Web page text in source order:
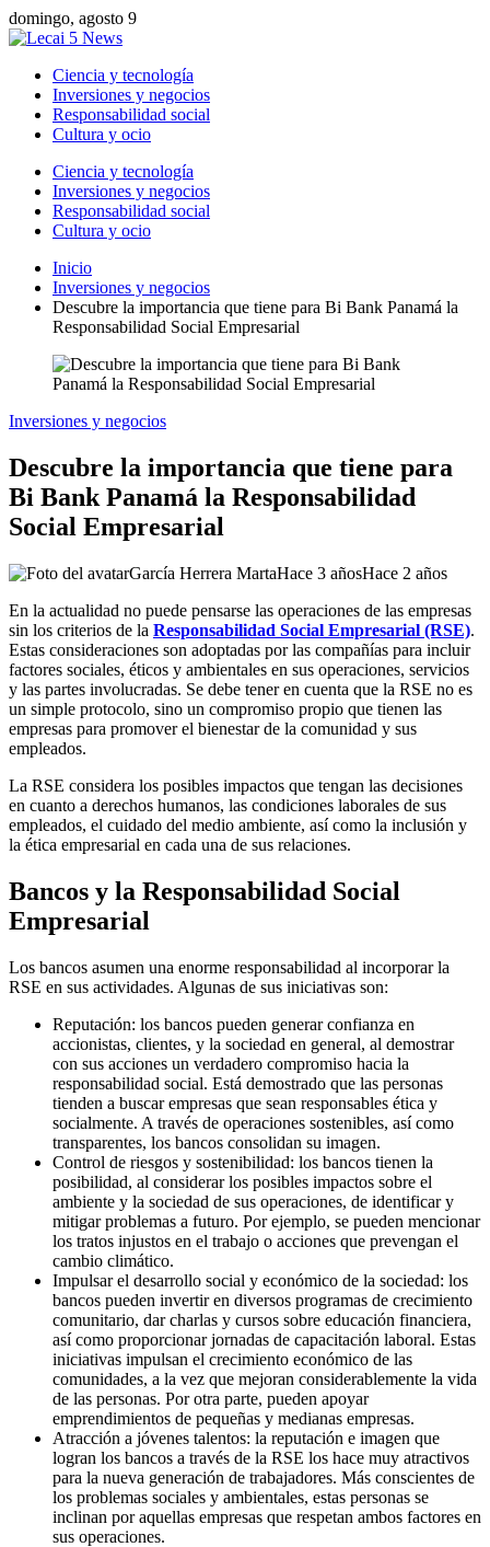
domingo, agosto 9
Ciencia y tecnología
Inversiones y negocios
Responsabilidad social
Cultura y ocio
Ciencia y tecnología
Inversiones y negocios
Responsabilidad social
Cultura y ocio
Inicio
Inversiones y negocios
Descubre la importancia que tiene para Bi Bank Panamá la
Responsabilidad Social Empresarial
Inversiones y negocios
Descubre la importancia que tiene para
Bi Bank Panamá la Responsabilidad
Social Empresarial
García Herrera MartaHace 3 añosHace 2 años
En la actualidad no puede pensarse las operaciones de las empresas
sin los criterios de la Responsabilidad Social Empresarial (RSE).
Estas consideraciones son adoptadas por las compañías para incluir
factores sociales, éticos y ambientales en sus operaciones, servicios
y las partes involucradas. Se debe tener en cuenta que la RSE no es
un simple protocolo, sino un compromiso propio que tienen las
empresas para promover el bienestar de la comunidad y sus
empleados.
La RSE considera los posibles impactos que tengan las decisiones
en cuanto a derechos humanos, las condiciones laborales de sus
empleados, el cuidado del medio ambiente, así como la inclusión y
la ética empresarial en cada una de sus relaciones.
Bancos y la Responsabilidad Social
Empresarial
Los bancos asumen una enorme responsabilidad al incorporar la
RSE en sus actividades. Algunas de sus iniciativas son:
Reputación: los bancos pueden generar confianza en
accionistas, clientes, y la sociedad en general, al demostrar
con sus acciones un verdadero compromiso hacia la
responsabilidad social. Está demostrado que las personas
tienden a buscar empresas que sean responsables ética y
socialmente. A través de operaciones sostenibles, así como
transparentes, los bancos consolidan su imagen.
Control de riesgos y sostenibilidad: los bancos tienen la
posibilidad, al considerar los posibles impactos sobre el
ambiente y la sociedad de sus operaciones, de identificar y
mitigar problemas a futuro. Por ejemplo, se pueden mencionar
los tratos injustos en el trabajo o acciones que prevengan el
cambio climático.
Impulsar el desarrollo social y económico de la sociedad: los
bancos pueden invertir en diversos programas de crecimiento
comunitario, dar charlas y cursos sobre educación financiera,
así como proporcionar jornadas de capacitación laboral. Estas
iniciativas impulsan el crecimiento económico de las
comunidades, a la vez que mejoran considerablemente la vida
de las personas. Por otra parte, pueden apoyar
emprendimientos de pequeñas y medianas empresas.
Atracción a jóvenes talentos: la reputación e imagen que
logran los bancos a través de la RSE los hace muy atractivos
para la nueva generación de trabajadores. Más conscientes de
los problemas sociales y ambientales, estas personas se
inclinan por aquellas empresas que respetan ambos factores en
sus operaciones.